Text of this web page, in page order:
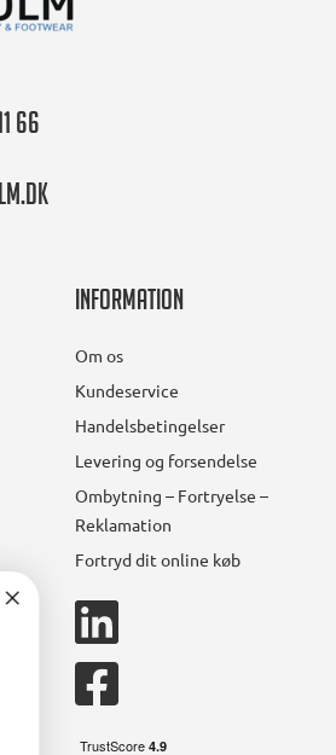
66
Information
Om os
Kundeservice
Handelsbetingelser
Levering og forsendelse
Ombytning – Fortryelse –
Reklamation
Fortryd dit online køb
square
square
de
først?
om